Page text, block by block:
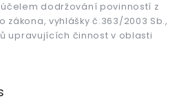
dodržování povinností z
zákona, vyhlášky č.363/2003 Sb.,
upravujících činnost v oblasti